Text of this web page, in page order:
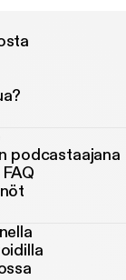
podcastaajana